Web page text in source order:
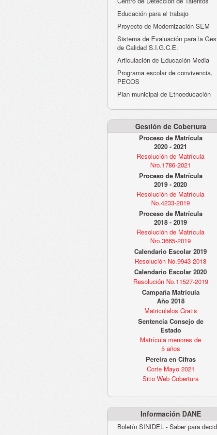
Educación para el trabajo
Proyecto de Modernización SEM
Sistema de Evaluación para la
de Calidad S.I.G.C.E.
Articulación de Educación Media
Programa escolar de convivencia,
PECOS
Plan municipal de Etnoeducación
Gestión de Cobertura
Proceso de Matrícula
2020 - 2021
Resolución de Matrícula
Nro.1786-2021
Proceso de Matrícula
2019 - 2020
Resolución de Matrícula
No.4233-2019
Proceso de Matrícula
2018 - 2019
Resolución de Matrícula
Nro.3665-2019
Calendario Escolar 2019
Resolución No.9943-2018
Calendario Escolar 2020
Resolución No.11527-2019
Campaña Matrícula
Año 2018
Matriculalos Gratis
Sentencia Consejo de
Estado
Matrícula menores de
5 años
Pereira en Cifras
Corte Mayo 2021
Sitio Web Cobertura
Información DANE
Boletín SINIDEL - Saber para